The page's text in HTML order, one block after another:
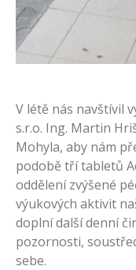
V létě nás navštívil
s.r.o. Ing. Martin
Mohyla, aby nám
podobě tří tabletů
oddělení zvýšené
výukových aktivit
doplní další denní
pozornosti,
sebe.